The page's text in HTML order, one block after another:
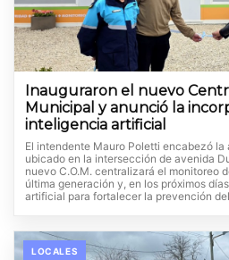
Inauguraron el nuevo
Municipal y anunció la
inteligencia artificial
El intendente Mauro Poletti encabezó
ubicado en la intersección de avenida
nuevo C.O.M. centralizará el monitoreo
última generación y, en los próximos
artificial para fortalecer la prevención
LOCALES